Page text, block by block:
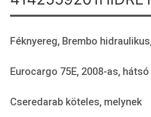
Féknyereg, Brembo
Eurocargo 75E, 2008-as,
Cseredarab köteles, melynek